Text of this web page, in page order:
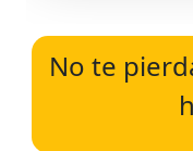
No te